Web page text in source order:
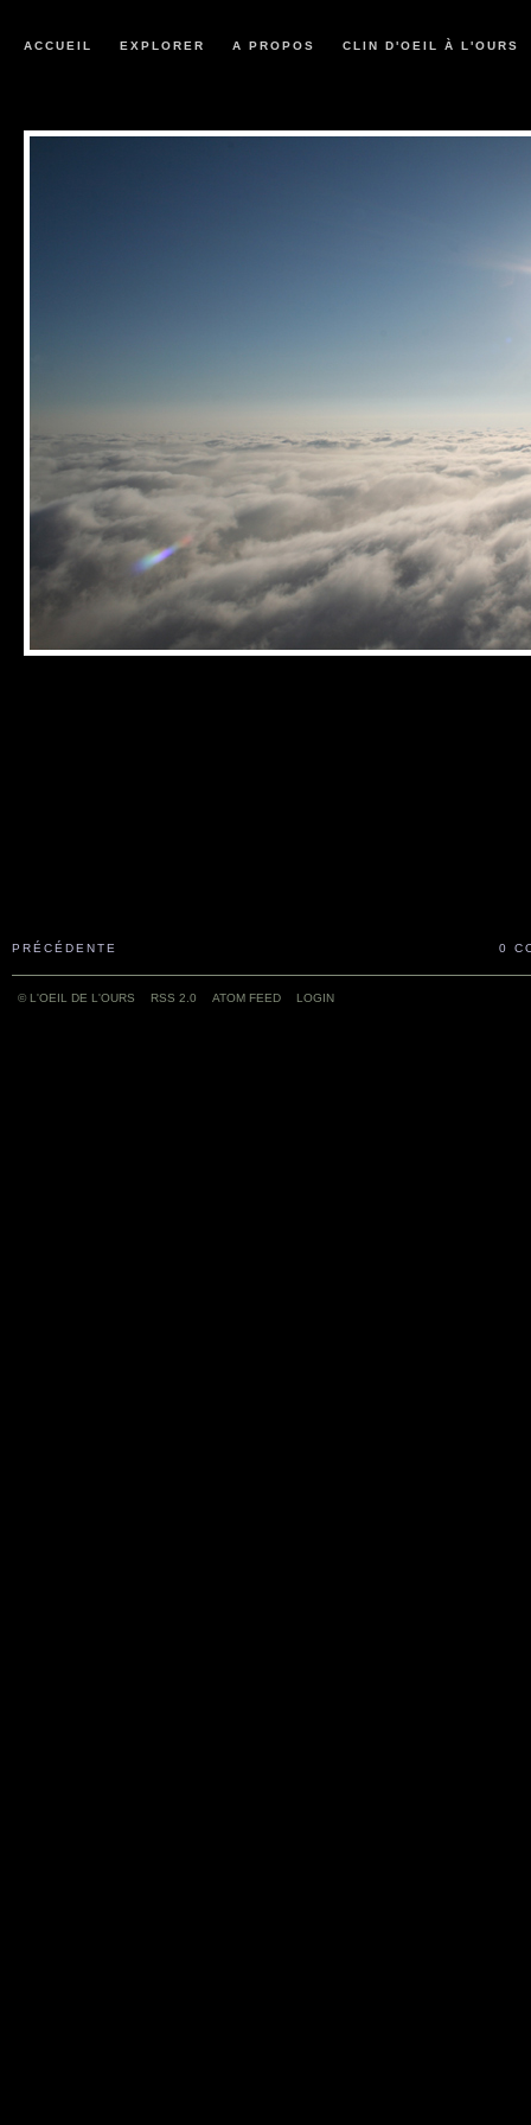
ACCUEIL EXPLORER A PROPOS CLIN D'OEIL À L'OURS
PRÉCÉDENTE 0
© L'OEIL DE L'OURS RSS 2.0 ATOM FEED LOGIN